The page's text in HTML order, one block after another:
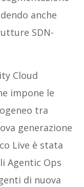
anche
SDN-
Cloud
impone le
tra
generazione
Live è stata
Agentic Ops
di nuova